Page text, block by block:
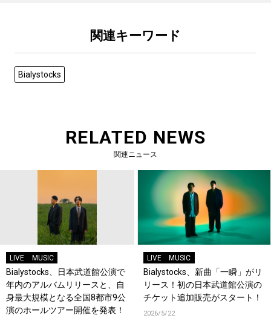
関連キーワード
Bialystocks
RELATED NEWS
関連ニュース
LIVE MUSIC
Bialystocks、日本武道館公演で
年内のアルバムリリースと、自
身最大規模となる全国8都市9公
演のホールツアー開催を発表！
LIVE MUSIC
Bialystocks、新曲「一瞬」がリ
リース！初の日本武道館公演の
チケット追加販売がスタート！
2026/5/22